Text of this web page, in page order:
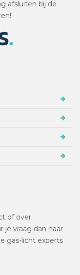
afsluiten bij de
of over
je vraag dan naar
gas-licht experts